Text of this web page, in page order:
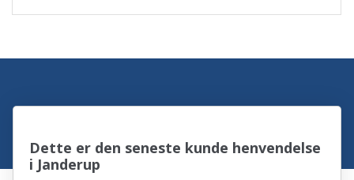
Dette er den seneste kunde henvendelse
i Janderup